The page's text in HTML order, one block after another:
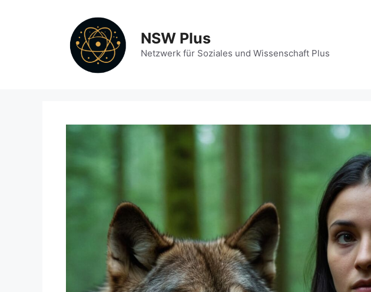
NSW Plus
Netzwerk für Soziales und Wissenschaft Plus